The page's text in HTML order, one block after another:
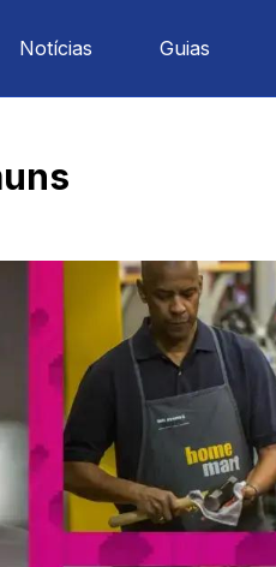
Notícias Guias